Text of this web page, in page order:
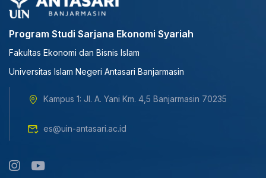
Program Studi Sarjana Ekonomi Syariah
Fakultas Ekonomi dan Bisnis Islam
Universitas Islam Negeri Antasari Banjarmasin
Kampus 1: Jl. A. Yani Km. 4,5 Banjarmasin 70235
es@uin-antasari.ac.id